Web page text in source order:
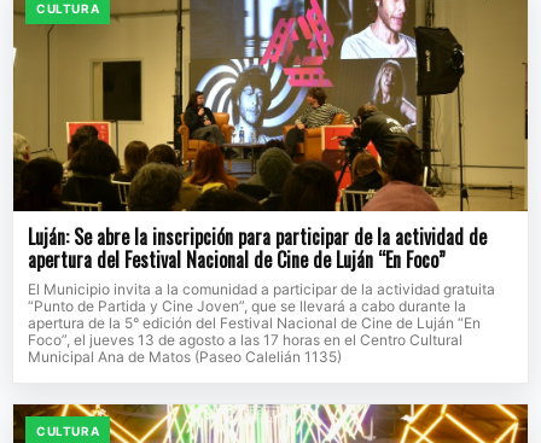
CULTURA
Luján: Se abre la inscripción para participar de la actividad de
apertura del Festival Nacional de Cine de Luján “En Foco”
El Municipio invita a la comunidad a participar de la actividad gratuita
“Punto de Partida y Cine Joven”, que se llevará a cabo durante la
apertura de la 5° edición del Festival Nacional de Cine de Luján “En
Foco”, el jueves 13 de agosto a las 17 horas en el Centro Cultural
Municipal Ana de Matos (Paseo Calelián 1135)
CULTURA